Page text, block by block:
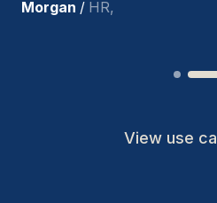
Joakin / Deputy-AMLCO
View use